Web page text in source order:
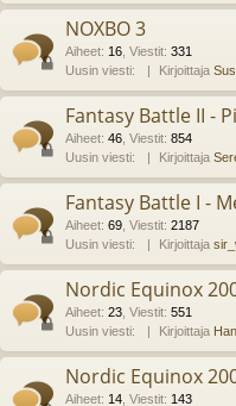
NOXBO 3
Aiheet: 16 Viestit: 331
Uusin viesti:
Kirjoittaja
Fantasy Battle II -
Aiheet: 46 Viestit: 854
Uusin viesti:
Kirjoittaja
Fantasy Battle I -
Aiheet: 69 Viestit: 2187
Uusin viesti:
Kirjoittaja
Nordic Equinox
Aiheet: 23 Viestit: 551
Uusin viesti:
Kirjoittaja
Nordic Equinox
Aiheet: 14 Viestit: 143